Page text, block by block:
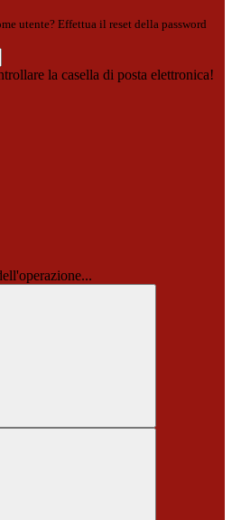
utente? Effettua il reset della password
la casella di posta elettronica!